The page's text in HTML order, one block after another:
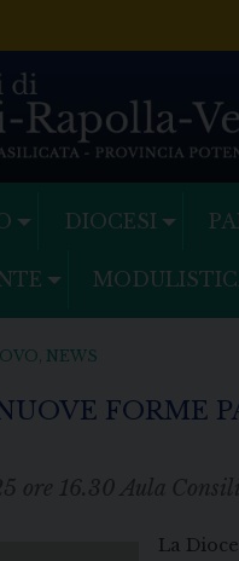
DIOCESI
NEWS
FORME
ore 16.30 Aula
La